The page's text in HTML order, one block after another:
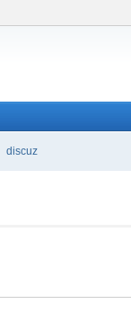
discuz